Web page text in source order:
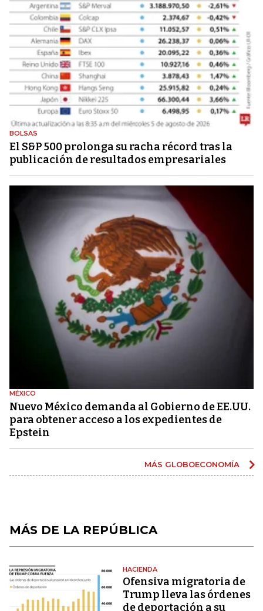
BOLSAS
El S&P 500 prolonga su racha récord tras la
publicación de resultados empresariales
MÉXICO
Nuevo México demanda al Gobierno de EE.UU.
para obtener acceso a los expedientes de
Epstein
MÁS GLOBOECONOMÍA
MÁS DE LA REPÚBLICA
HACIENDA
Ofensiva migratoria de
Trump lleva las órdenes
de deportación a su